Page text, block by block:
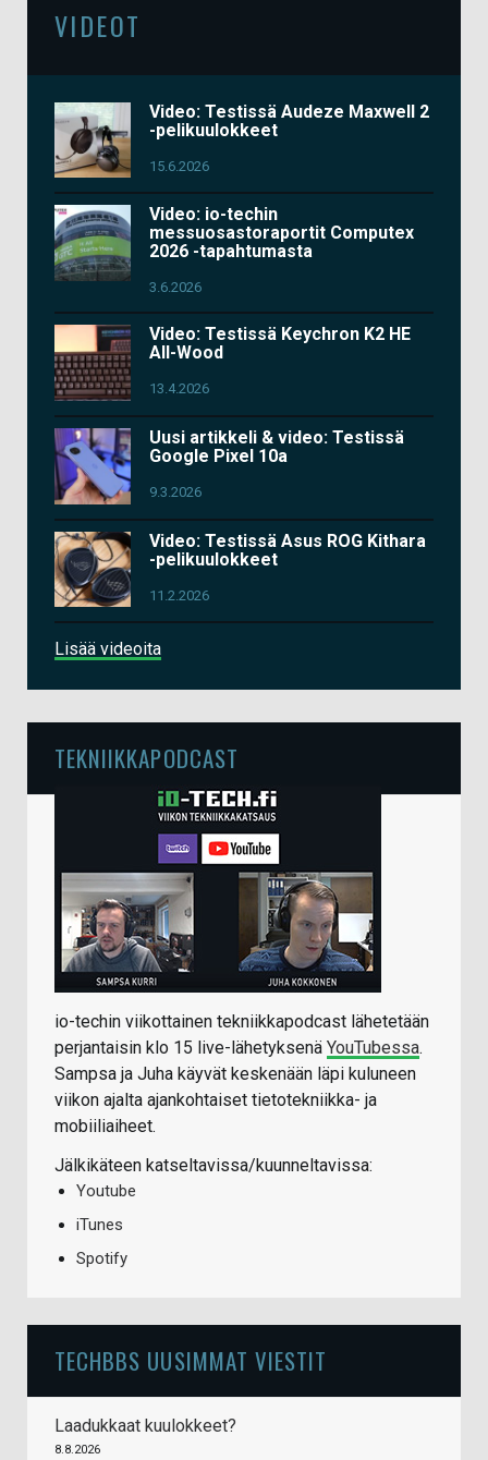
VIDEOT
Video: Testissä Audeze Maxwell 2
-pelikuulokkeet
15.6.2026
Video: io-techin
messuosastoraportit Computex
2026 -tapahtumasta
3.6.2026
Video: Testissä Keychron K2 HE
All-Wood
13.4.2026
Uusi artikkeli & video: Testissä
Google Pixel 10a
9.3.2026
Video: Testissä Asus ROG Kithara
-pelikuulokkeet
11.2.2026
Lisää videoita
TEKNIIKKAPODCAST
io-techin viikottainen tekniikkapodcast lähetetään
perjantaisin klo 15 live-lähetyksenä YouTubessa.
Sampsa ja Juha käyvät keskenään läpi kuluneen
viikon ajalta ajankohtaiset tietotekniikka- ja
mobiiliaiheet.
Jälkikäteen katseltavissa/kuunneltavissa:
Youtube
iTunes
Spotify
TECHBBS UUSIMMAT VIESTIT
Laadukkaat kuulokkeet?
8.8.2026